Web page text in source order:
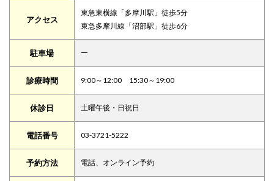
アクセス
東急東横線「多摩川駅」徒歩5分
東急多摩川線「沼部駅」徒歩6分
駐車場 ー
診療時間 9:00～12:00 15:30～19:00
休診日 土曜午後・日祝日
電話番号 03-3721-5222
予約方法 電話、オンライン予約